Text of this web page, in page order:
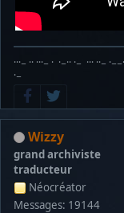
···− ·· ···− · ·−·· ·− ··· ··−
·−
Wizzy
grand archiviste
traducteur
Néocréator
Messages: 19144